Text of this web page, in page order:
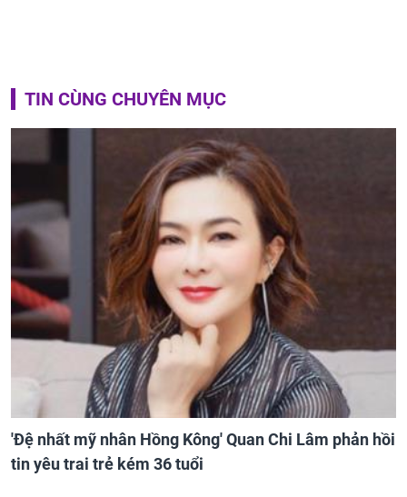
TIN CÙNG CHUYÊN MỤC
'Đệ nhất mỹ nhân Hồng Kông' Quan Chi Lâm phản hồi
tin yêu trai trẻ kém 36 tuổi